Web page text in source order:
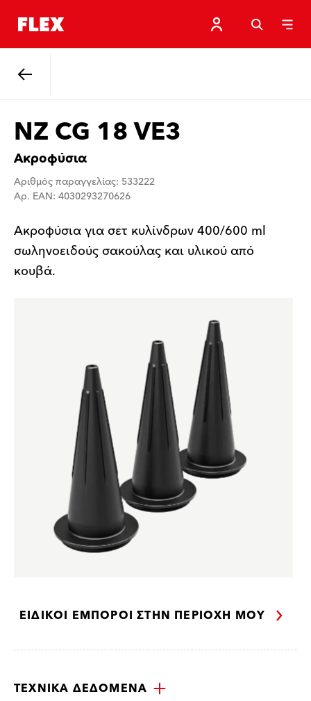
NZ CG 18 VE3
Ακροφύσια
Αριθμός παραγγελίας: 533222
Αρ. EAN: 4030293270626
Ακροφύσια για σετ κυλίνδρων 400/600 ml
σωληνοειδούς σακούλας και υλικού από
κουβά.
ΕΙΔΙΚΟΊ ΈΜΠΟΡΟΙ ΣΤΗΝ ΠΕΡΙΟΧΉ ΜΟΥ
ΤΕΧΝΙΚΆ ΔΕΔΟΜΈΝΑ